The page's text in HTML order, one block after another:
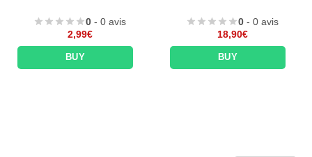
0 - 0 avis
2,99€
BUY
0 - 0 avis
18,90€
BUY